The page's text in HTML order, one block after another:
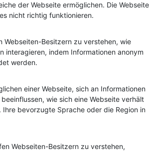
der Webseite ermöglichen. Die Webseite
nicht richtig funktionieren.
Webseiten-Besitzern zu verstehen, wie
interagieren, indem Informationen anonym
werden.
einer Webseite, sich an Informationen
wie sich eine Webseite verhält
Ihre bevorzugte Sprache oder die Region in
Webseiten-Besitzern zu verstehen,